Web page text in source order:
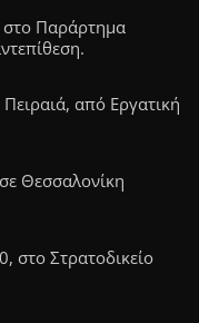
στο Παράρτημα
από Εργατική
Θεσσαλονίκη
στο Στρατοδικείο